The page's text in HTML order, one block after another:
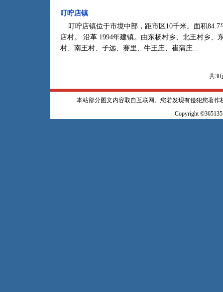
叮咛店镇
叮咛店镇位于市境中部，距市区10千米。面积84.7
店村。 沿革 1994年建镇。由东杨村乡、北王村乡、
村、南王村、子远、赛里、牛王庄、崔蒲庄...
共30
本站部分图文内容取自互联网。您若发现有侵犯您著
Copyright